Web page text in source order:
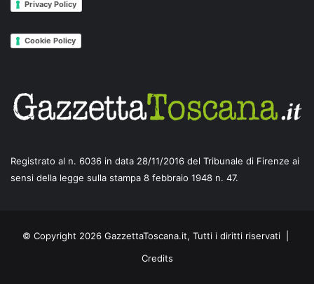
Privacy Policy
Cookie Policy
Registrato al n. 6036 in data 28/11/2016 del Tribunale di Firenze ai
sensi della legge sulla stampa 8 febbraio 1948 n. 47.
© Copyright 2026 GazzettaToscana.it, Tutti i diritti riservati |
Credits